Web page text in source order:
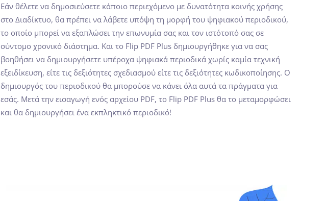
Εάν θέλετε να δημοσιεύσετε κάποιο περιεχόμενο με δυνατότητα κοινής χρήσης
στο Διαδίκτυο, θα πρέπει να λάβετε υπόψη τη μορφή του ψηφιακού περιοδικού,
το οποίο μπορεί να εξαπλώσει την επωνυμία σας και τον ιστότοπό σας σε
σύντομο χρονικό διάστημα. Και το Flip PDF Plus δημιουργήθηκε για να σας
βοηθήσει να δημιουργήσετε υπέροχα ψηφιακά περιοδικά χωρίς καμία τεχνική
εξειδίκευση, είτε τις δεξιότητες σχεδιασμού είτε τις δεξιότητες κωδικοποίησης. Ο
δημιουργός του περιοδικού θα μπορούσε να κάνει όλα αυτά τα πράγματα για
εσάς. Μετά την εισαγωγή ενός αρχείου PDF, το Flip PDF Plus θα το μεταμορφώσει
και θα δημιουργήσει ένα εκπληκτικό περιοδικό!